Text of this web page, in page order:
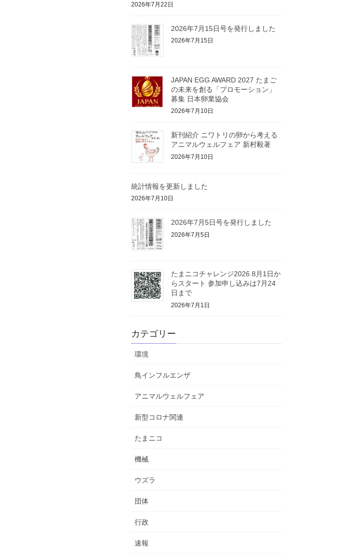
2026年7月22日
2026年7月15日号を発行しました
2026年7月15日
JAPAN EGG AWARD 2027 たまご
の未来を創る「プロモーション」
募集 日本卵業協会
2026年7月10日
新刊紹介 ニワトリの卵から考える
アニマルウェルフェア 新村毅著
2026年7月10日
統計情報を更新しました
2026年7月10日
2026年7月5日号を発行しました
2026年7月5日
たまニコチャレンジ2026 8月1日か
らスタート 参加申し込みは7月24
日まで
2026年7月1日
カテゴリー
環境
鳥インフルエンザ
アニマルウェルフェア
新型コロナ関連
たまニコ
機械
ウズラ
団体
行政
速報